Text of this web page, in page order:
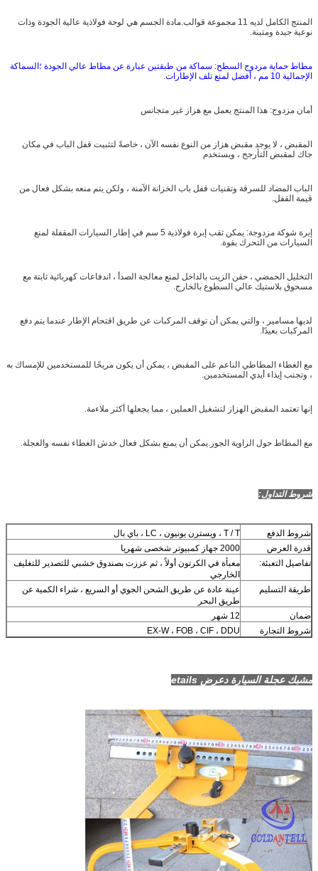
المنتج الكامل لديه 11 مجموعة قوالب.مادة الجسم هي لوحة فولاذية عالية الجودة وذات
نوعية جيدة ومتينة.
مطاط حماية مزدوج السطح: سماكة من طبقتين عبارة عن مطاط عالي الجودة ؛السماكة
الإجمالية 10 مم ، أفضل لمنع تلف الإطارات
.
أمان مزدوج: هذا المنتج يعمل مع هزاز غير متجانس
المقبض ، لا يوجد مقبض هزاز من النوع نفسه الآن ، خاصةً لتثبيت قفل الباب في مكان
جاك لمقبض التأرجح ، ويستخدم
الباب المضاد للسرقة وتقنيات قفل باب الخزانة الآمنة ، ولكن يتم منعه بشكل فعال من
قيمة القفل.
إبرة شوكة مزدوجة: يمكن ثقب إبرة فولاذية 5 سم في إطار السيارات المقفلة لمنع
السيارات من التحرك بقوة.
التخليل الحمضي ، حقن الزيت بالداخل لمنع معالجة الصدأ ، اندفاعات كهربائية ثابتة مع
مسحوق بلاستيك عالي السطوع بالخارج.
لديها مسامير ، والتي يمكن أن توقف المركبات عن طريق اقتحام الإطار عندما يتم دفع
المركبات بعيدًا.
مع الغطاء المطاطي الناعم على المقبض ، يمكن أن يكون مريحًا للمستخدمين للإمساك به
، وتجنب إيذاء أيدي المستخدمين.
إنها تعتمد المقبض الهزاز لتشغيل العملين ، مما يجعلها أكثر ملاءمة.
مع المطاط حول الزاوية الجوز.يمكن أن يمنع بشكل فعال خدش الغطاء نفسه والعجلة.
شروط التداول:
شروط الدفع
T / T ، ويسترن يونيون ، LC ، باي بال
قدرة العرض
2000 جهاز كمبيوتر شخصى شهريا
تفاصيل التعبئة:
معبأة في الكرتون أولاً ، ثم عززت بصندوق خشبي للتصدير للتغليف
الخارجي
طريقة التسليم
عينة عادة عن طريق الشحن الجوي أو السريع ، شراء الكمية عن
طريق البحر
ضمان
12 شهر
شروط التجارة
EX-W ، FOB ، CIF ، DDU
مشبك عجلة السيارة دعرض etails